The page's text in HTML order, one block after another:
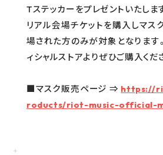
Tステッカーをプレゼントいたしま
リアル会場チケットを購入しマス
場された方のみが対象となります
ィシャルストアよりぜひご購入くだ
■マスク販売ページ ⇒ https://
roducts/riot-music-official-